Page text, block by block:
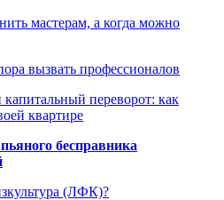
мастерам, а когда можно
вызвать профессионалов
переворот: как
квартире
бесправника
(ЛФК)?